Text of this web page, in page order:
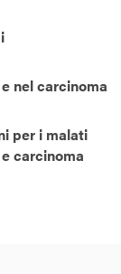
nel carcinoma
per i malati
carcinoma